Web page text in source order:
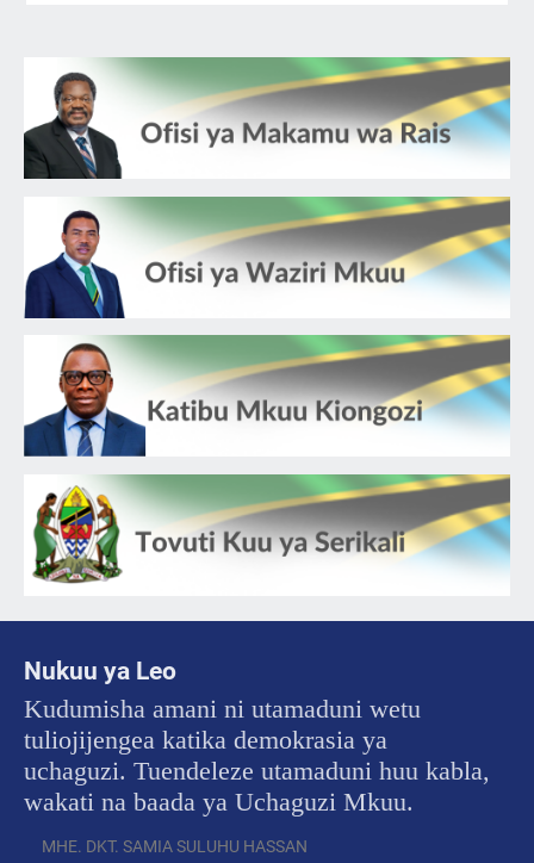
Nukuu ya Leo
Kudumisha amani ni utamaduni wetu
tuliojijengea katika demokrasia ya
uchaguzi. Tuendeleze utamaduni huu kabla,
wakati na baada ya Uchaguzi Mkuu.
MHE. DKT. SAMIA SULUHU HASSAN